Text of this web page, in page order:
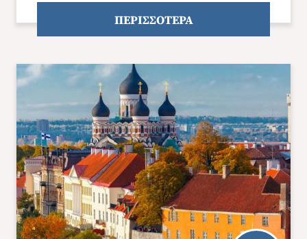
Άνοιξη 2027 Καλοκαίρι 2026
ΠΕΡΙΣΣΟΤΕΡΑ